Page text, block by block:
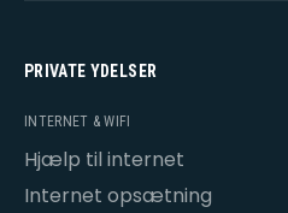
PRIVATE YDELSER
INTERNET & WIFI
Hjælp til internet
Internet opsætning